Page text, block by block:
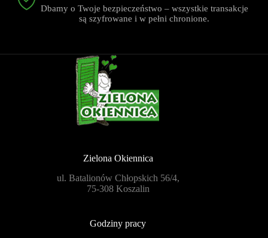
Dbamy o Twoje bezpieczeństwo – wszystkie transakcje
są szyfrowane i w pełni chronione.
Zielona Okiennica
ul. Batalionów Chłopskich 56/4,
75-308 Koszalin
Godziny pracy